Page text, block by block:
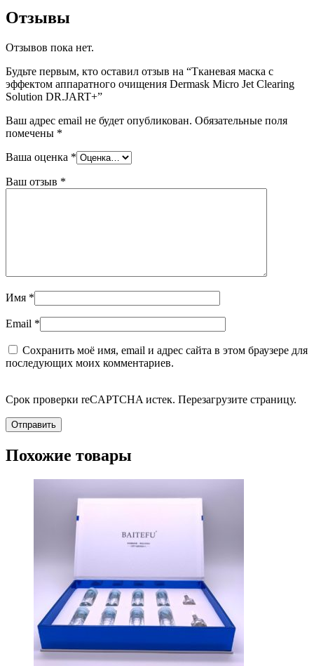
Отзывы
Отзывов пока нет.
Будьте первым, кто оставил отзыв на “Тканевая маска с
эффектом аппаратного очищения Dermask Micro Jet Clearing
Solution DR.JART+”
Ваш адрес email не будет опубликован. Обязательные поля
помечены *
Ваша оценка *
Ваш отзыв *
Имя *
Email *
Сохранить моё имя, email и адрес сайта в этом браузере для
последующих моих комментариев.
Срок проверки reCAPTCHA истек. Перезагрузите страницу.
Похожие товары